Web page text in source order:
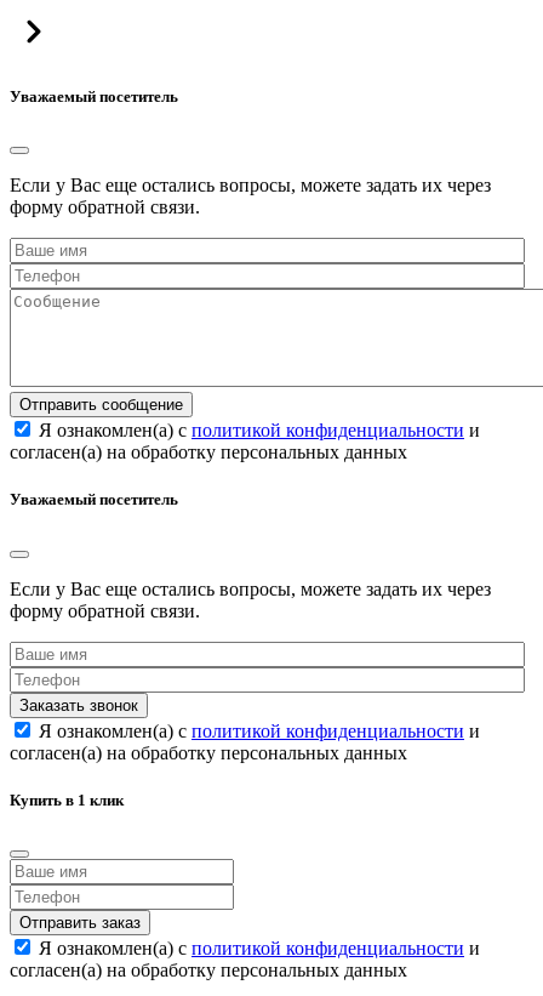
Уважаемый посетитель
Если у Вас еще остались вопросы, можете задать их через
форму обратной связи.
Отправить сообщение
Я ознакомлен(а) с политикой конфиденциальности и
согласен(а) на обработку персональных данных
Уважаемый посетитель
Если у Вас еще остались вопросы, можете задать их через
форму обратной связи.
Заказать звонок
Я ознакомлен(а) с политикой конфиденциальности и
согласен(а) на обработку персональных данных
Купить в 1 клик
Отправить заказ
Я ознакомлен(а) с политикой конфиденциальности и
согласен(а) на обработку персональных данных